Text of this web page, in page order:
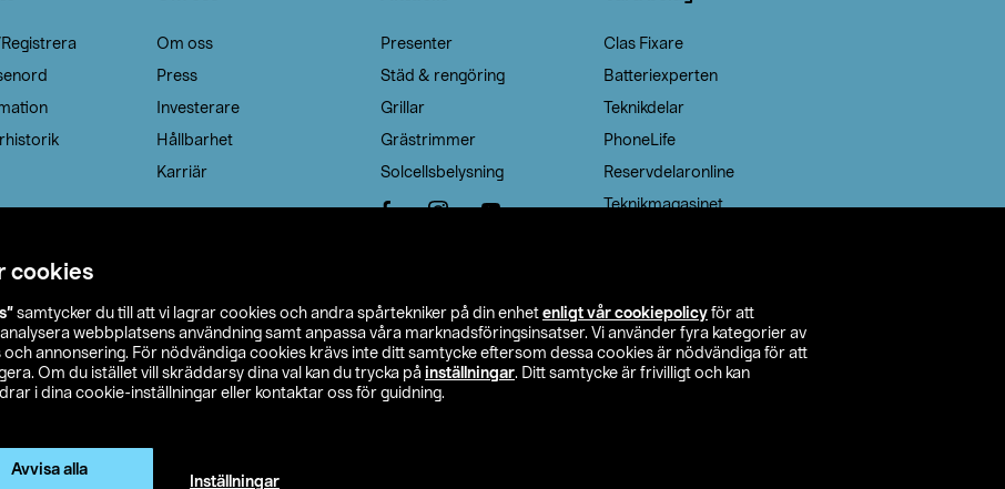
cookies
samtycker du till att vi lagrar cookies och andra spårtekniker på din enhet enligt vår cookiepolicy för att
webbplatsens användning samt anpassa våra marknadsföringsinsatser. Vi använder fyra kategorier av
annonsering. För nödvändiga cookies krävs inte ditt samtycke eftersom dessa cookies är nödvändiga för att
Om du istället vill skräddarsy dina val kan du trycka på inställningar. Ditt samtycke är frivilligt och kan
i dina cookie-inställningar eller kontaktar oss för guidning.
Avvisa alla
Inställningar
Om oss
Press
Investerare
Hållbarhet
Karriär
Presenter
Städ & rengöring
Grillar
Grästrimmer
Solcellsbelysning
Clas Fixare
Batteriexperten
Teknikdelar
PhoneLife
Reservdelaronline
Teknikmagasinet